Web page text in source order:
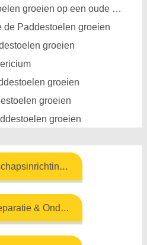
Hoe om de Paddestoelen groeien op een oude stomp
de Paddestoelen groeien
groeien
groeien
groeien
groeien
Landschapsinrichting & Buitenbouw
Huisreparatie & Onderhoud